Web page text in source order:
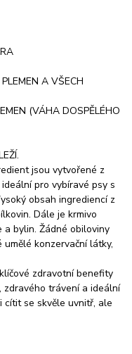
A VŠECH
(VÁHA DOSPĚLÉHO
jsou vytvořené z
pro vybíravé psy s
obsah ingrediencí z
Dále je krmivo
a bylin. Žádné obiloviny
konzervační látky,
zdravotní benefity
zdravého trávení a ideální
cítit se skvěle uvnitř, ale